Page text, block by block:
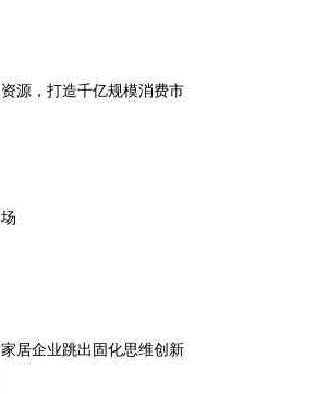
资源，打造千亿规模消费市
场
家居企业跳出固化思维创新